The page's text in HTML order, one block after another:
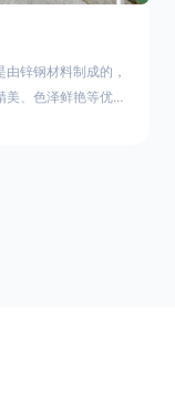
锌钢材料制成的，
美、色泽鲜艳等优